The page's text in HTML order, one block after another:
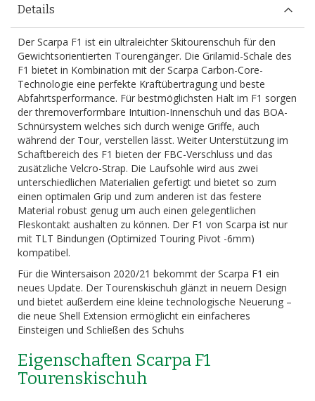
Details
Der Scarpa F1 ist ein ultraleichter Skitourenschuh für den
Gewichtsorientierten Tourengänger. Die Grilamid-Schale des
F1 bietet in Kombination mit der Scarpa Carbon-Core-
Technologie eine perfekte Kraftübertragung und beste
Abfahrtsperformance. Für bestmöglichsten Halt im F1 sorgen
der thremoverformbare Intuition-Innenschuh und das BOA-
Schnürsystem welches sich durch wenige Griffe, auch
während der Tour, verstellen lässt. Weiter Unterstützung im
Schaftbereich des F1 bieten der FBC-Verschluss und das
zusätzliche Velcro-Strap. Die Laufsohle wird aus zwei
unterschiedlichen Materialien gefertigt und bietet so zum
einen optimalen Grip und zum anderen ist das festere
Material robust genug um auch einen gelegentlichen
Fleskontakt aushalten zu können. Der F1 von Scarpa ist nur
mit TLT Bindungen (Optimized Touring Pivot -6mm)
kompatibel.
Für die Wintersaison 2020/21 bekommt der Scarpa F1 ein
neues Update. Der Tourenskischuh glänzt in neuem Design
und bietet außerdem eine kleine technologische Neuerung –
die neue Shell Extension ermöglicht ein einfacheres
Einsteigen und Schließen des Schuhs
Eigenschaften Scarpa F1
Tourenskischuh